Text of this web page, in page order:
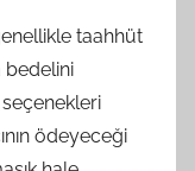
taahhüt
bedelini
ödeyeceği